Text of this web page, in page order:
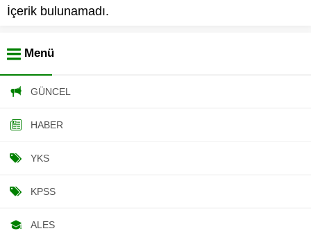
İçerik bulunamadı.
Menü
GÜNCEL
HABER
YKS
KPSS
ALES